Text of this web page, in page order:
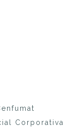
Corporativa